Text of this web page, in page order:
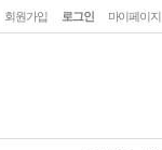
회원가입 로그인 마이페이지